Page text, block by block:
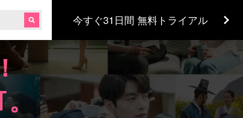
今すぐ31日間 無料トライアル
。